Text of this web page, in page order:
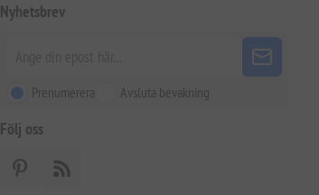
Nyhetsbrev
Prenumerera Avsluta bevakning
Följ oss